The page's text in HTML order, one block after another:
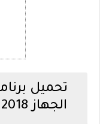
تحميل
الجهاز Avira System Speedup 2018